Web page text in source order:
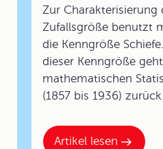
Artikel lesen
Zur Charakterisierung
Zufallsgröße benutzt
die Kenngröße
dieser Kenngröße
mathematischen
(1857 bis 1936) zurück.